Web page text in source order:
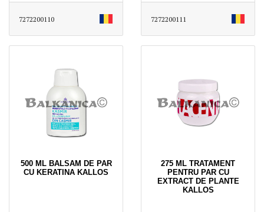
7272200110 7272200111
500 ML BALSAM DE PAR
CU KERATINA KALLOS
275 ML TRATAMENT
PENTRU PAR CU
EXTRACT DE PLANTE
KALLOS